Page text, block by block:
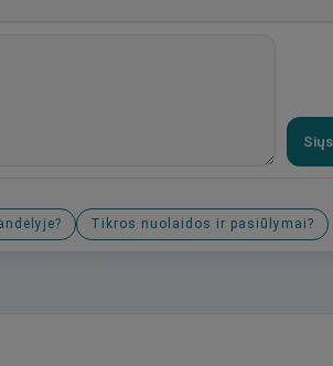
Tikros nuolaidos ir pasiūlymai?